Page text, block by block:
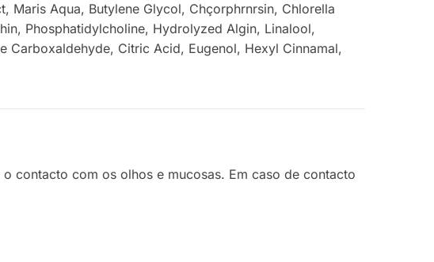
Maris Aqua, Butylene Glycol, Chçorphrnrsin, Chlorella
Phosphatidylcholine, Hydrolyzed Algin, Linalool,
Citric Acid, Eugenol, Hexyl Cinnamal,
contacto com os olhos e mucosas. Em caso de contacto